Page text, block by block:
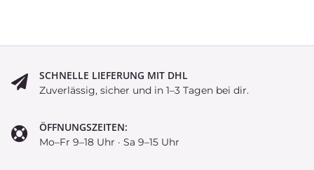
SCHNELLE LIEFERUNG MIT DHL
Zuverlässig, sicher und in 1–3 Tagen bei dir.
ÖFFNUNGSZEITEN:
Mo–Fr 9–18 Uhr · Sa 9–15 Uhr